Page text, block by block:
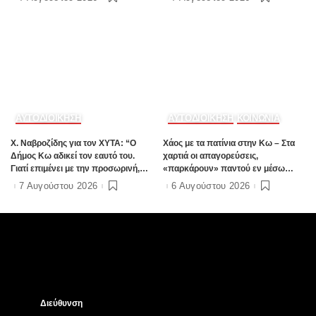
ΑΥΤΟΔΙΟΙΚΗΣΗ
Χ. Ναβροζίδης για τον ΧΥΤΑ: “Ο
Δήμος Κω αδικεί τον εαυτό του.
Γιατί επιμένει με την προσωρινή,
ενώ η οριστική λύση έχει ήδη
δρομολογηθεί;”
7 Αυγούστου 2026
ΑΥΤΟΔΙΟΙΚΗΣΗ ΚΟΙΝΩΝΙΑ
Χάος με τα πατίνια στην Κω – Στα
χαρτιά οι απαγορεύσεις,
«παρκάρουν» παντού εν μέσω
καλοκαιρινής σεζόν
6 Αυγούστου 2026
Διεύθυνση